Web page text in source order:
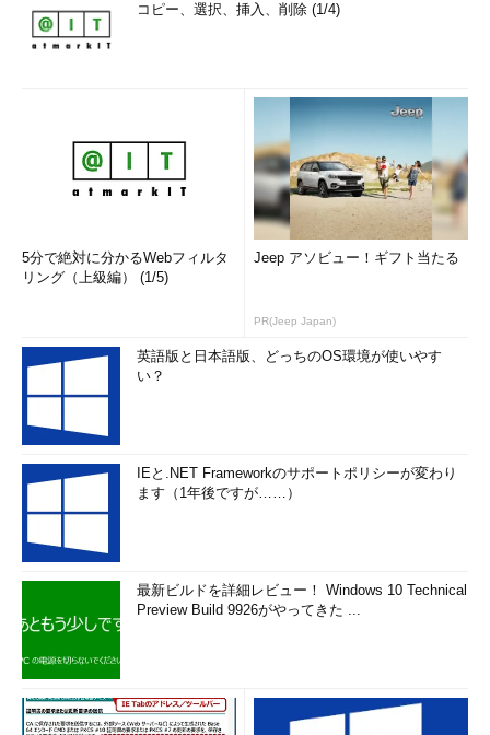
コピー、選択、挿入、削除 (1/4)
5分で絶対に分かるWebフィルタ
リング（上級編） (1/5)
Jeep アソビュー！ギフト当たる
PR(Jeep Japan)
英語版と日本語版、どっちのOS環境が使いやす
い？
IEと.NET Frameworkのサポートポリシーが変わり
ます（1年後ですが……）
最新ビルドを詳細レビュー！ Windows 10 Technical
Preview Build 9926がやってきた ...